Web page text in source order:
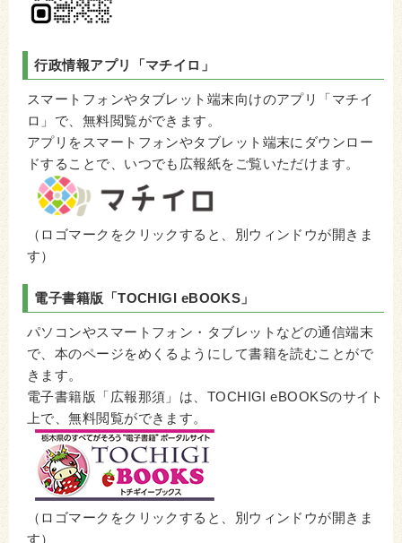
行政情報アプリ 「マチイロ」
スマートフォンやタブレット端末向けのアプリ「マチイ
ロ」で、無料閲覧ができます。
アプリをスマートフォンやタブレット端末にダウンロー
ドすることで、いつでも広報紙をご覧いただけます。
（ロゴマークをクリックすると、別ウィンドウが開きま
す）
電子書籍版「TOCHIGI eBOOKS 」
パソコンやスマートフォン・タブレットなどの通信端末
で、本のページをめくるようにして書籍を読むことがで
きます。
電子書籍版「広報那須」は、TOCHIGI eBOOKSのサイト
上で、無料閲覧ができます。
（ロゴマークをクリックすると、別ウィンドウが開きま
す）